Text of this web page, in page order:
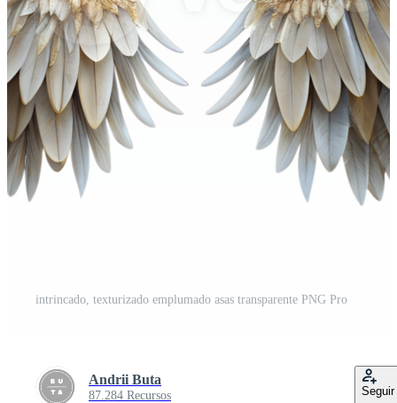
intrincado, texturizado emplumado asas transparente PNG Pro
Andrii Buta
87.284 Recursos Seguir